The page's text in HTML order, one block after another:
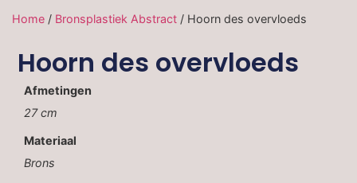
Home / Bronsplastiek Abstract / Hoorn des overvloeds
Hoorn des overvloeds
Afmetingen
27 cm
Materiaal
Brons